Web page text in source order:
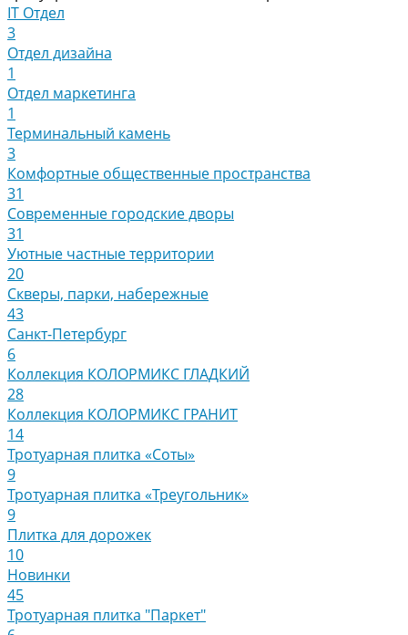
IT Отдел
3
Отдел дизайна
1
Отдел маркетинга
1
Терминальный камень
3
Комфортные общественные пространства
31
Современные городские дворы
31
Уютные частные территории
20
Скверы, парки, набережные
43
Санкт-Петербург
6
Коллекция КОЛОРМИКС ГЛАДКИЙ
28
Коллекция КОЛОРМИКС ГРАНИТ
14
Тротуарная плитка «Соты»
9
Тротуарная плитка «Треугольник»
9
Плитка для дорожек
10
Новинки
45
Тротуарная плитка "Паркет"